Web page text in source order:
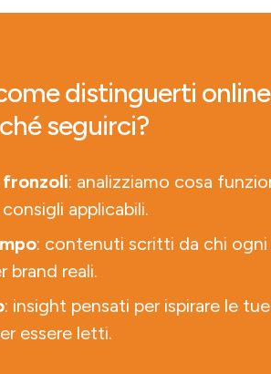
distinguerti
seguirci?
fronzoli: analizziamo cosa
applicabili.
: contenuti scritti da chi
brand reali.
: insight pensati per ispirare le
essere letti.